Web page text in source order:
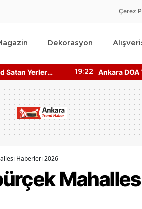
Çerez
Dekorasyon
Yerler
Ankara DOA Toplu
Nerede? Depozito
Nerede?
Haberleri 2026